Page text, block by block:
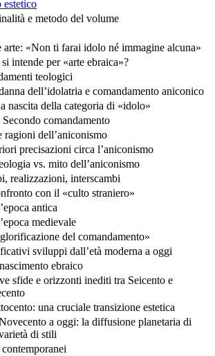
e metodo del volume
arte: «Non ti farai idolo né immagine alcuna»
intende per «arte ebraica»?
teologici
dell’idolatria e comandamento aniconico
nascita della categoria di «idolo»
comandamento
ragioni dell’aniconismo
precisazioni circa l’aniconismo
vs. mito dell’aniconismo
realizzazioni, interscambi
con il «culto straniero»
antica
medievale
del comandamento»
sviluppi dall’età moderna a oggi
ebraico
sfide e orizzonti inediti tra Seicento e
una cruciale transizione estetica
a oggi: la diffusione planetaria di
di stili